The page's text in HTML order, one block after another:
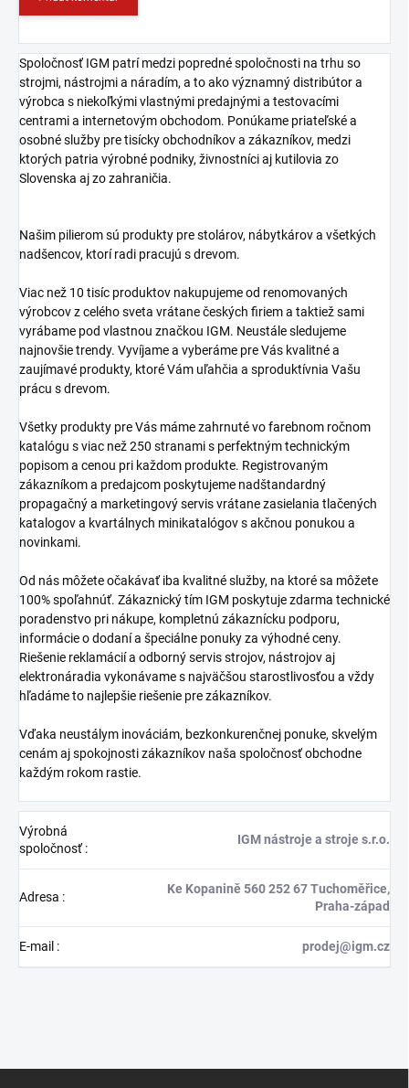
Spoločnosť IGM patrí medzi popredné spoločnosti na trhu so
strojmi, nástrojmi a náradím, a to ako významný distribútor a
výrobca s niekoľkými vlastnými predajnými a testovacími
centrami a internetovým obchodom. Ponúkame priateľské a
osobné služby pre tisícky obchodníkov a zákazníkov, medzi
ktorých patria výrobné podniky, živnostníci aj kutilovia zo
Slovenska aj zo zahraničia.
Našim pilierom sú produkty pre stolárov, nábytkárov a všetkých
nadšencov, ktorí radi pracujú s drevom.
Viac než 10 tisíc produktov nakupujeme od renomovaných
výrobcov z celého sveta vrátane českých firiem a taktiež sami
vyrábame pod vlastnou značkou IGM. Neustále sledujeme
najnovšie trendy. Vyvíjame a vyberáme pre Vás kvalitné a
zaujímavé produkty, ktoré Vám uľahčia a sproduktívnia Vašu
prácu s drevom.
Všetky produkty pre Vás máme zahrnuté vo farebnom ročnom
katalógu s viac než 250 stranami s perfektným technickým
popisom a cenou pri každom produkte. Registrovaným
zákazníkom a predajcom poskytujeme nadštandardný
propagačný a marketingový servis vrátane zasielania tlačených
katalogov a kvartálnych minikatalógov s akčnou ponukou a
novinkami.
Od nás môžete očakávať iba kvalitné služby, na ktoré sa môžete
100% spoľahnúť. Zákaznický tím IGM poskytuje zdarma technické
poradenstvo pri nákupe, kompletnú zákaznícku podporu,
informácie o dodaní a špeciálne ponuky za výhodné ceny.
Riešenie reklamácií a odborný servis strojov, nástrojov aj
elektronáradia vykonávame s najväčšou starostlivosťou a vždy
hľadáme to najlepšie riešenie pre zákazníkov.
Vďaka neustálym inováciám, bezkonkurenčnej ponuke, skvelým
cenám aj spokojnosti zákazníkov naša spoločnosť obchodne
každým rokom rastie.
Výrobná
spoločnosť:
IGM nástroje a stroje s.r.o.
Adresa :
Ke Kopanině 560 252 67 Tuchoměřice,
Praha-západ
E-mail : prodej@igm.cz